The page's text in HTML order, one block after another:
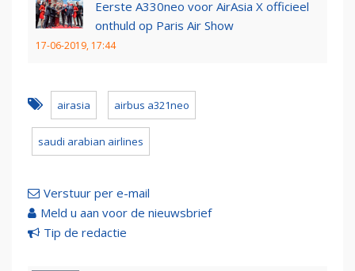
Eerste A330neo voor AirAsia X officieel
onthuld op Paris Air Show
17-06-2019, 17:44
airasia airbus a321neo
saudi arabian airlines
Verstuur per e-mail
Meld u aan voor de nieuwsbrief
Tip de redactie